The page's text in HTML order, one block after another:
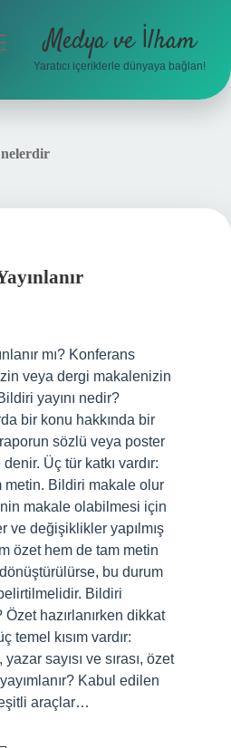
Medya ve İlham
Yaratıcı içeriklerle dünyaya bağlan!
mı? Konferans
veya dergi makalenizin
yayını nedir?
bir konu hakkında bir
sözlü veya poster
Üç tür katkı vardır:
metin. Bildiri makale olur
makale olabilmesi için
ve değişiklikler yapılmış
özet hem de tam metin
bu durum
Bildiri
hazırlanırken dikkat
temel kısım vardır:
yazar sayısı ve sırası, özet
Kabul edilen
araçlar…